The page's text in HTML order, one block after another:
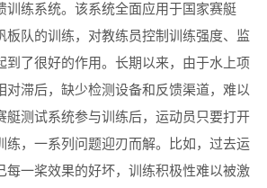
训练系统。该系统全面应用于国家赛艇
板队的训练，对教练员控制训练强度、监
到了很好的作用。长期以来，由于水上项
对滞后，缺少检测设备和反馈渠道，难以
艇测试系统参与训练后，运动员只要打开
练，一系列问题迎刃而解。比如，过去运
每一桨效果的好坏，训练积极性难以被激